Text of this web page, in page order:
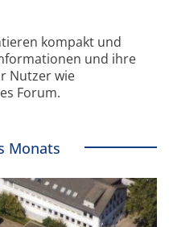
kompakt und
und ihre
Nutzer wie
Forum.
Monats